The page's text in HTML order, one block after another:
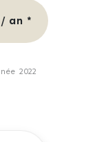
/ an *
2022